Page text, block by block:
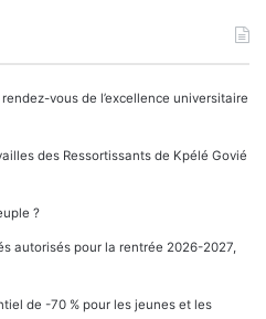
vous de l’excellence universitaire
des Ressortissants de Kpélé Govié
?
autorisés pour la rentrée 2026-2027,
de -70 % pour les jeunes et les